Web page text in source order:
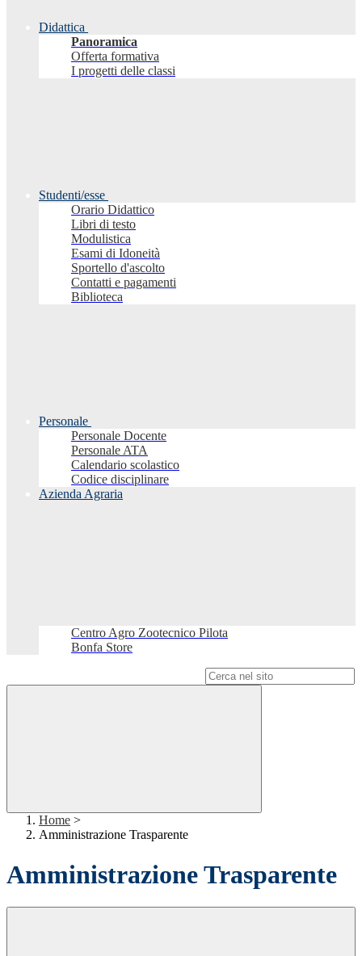
Didattica
Panoramica
Offerta formativa
I progetti delle classi
Studenti/esse
Orario Didattico
Libri di testo
Modulistica
Esami di Idoneità
Sportello d'ascolto
Contatti e pagamenti
Biblioteca
Personale
Personale Docente
Personale ATA
Calendario scolastico
Codice disciplinare
Azienda Agraria
Centro Agro Zootecnico Pilota
Bonfa Store
Home >
Amministrazione Trasparente
Amministrazione Trasparente